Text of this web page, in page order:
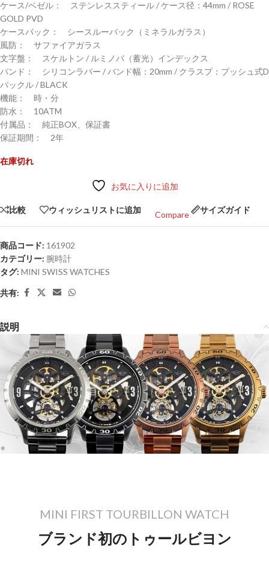
ケース/ベゼル： ステンレススティール / ケース径：44mm / ROSE
GOLD PVD
ケースバック： シースルーバック（ミネラルガラス）
風防： サファイアガラス
文字盤： スケルトン / ルミノバ（蓄光）インデックス
バンド： シリコンラバー / バンド幅：20mm / クラスプ：プッシュ式D
バックル / BLACK
機能： 時・分
防水： 10ATM
付属品： 純正BOX、保証書
保証期間： 2年
在庫切れ
お気に入りに追加
比較 ウィッシュリストに追加
Compare
サイズガイド
商品コード: 161902
カテゴリー: 腕時計
タグ: MINI SWISS WATCHES
共有:
説明
MINI FIRST TOURBILLON WATCH
ブランド初のトゥールビヨン